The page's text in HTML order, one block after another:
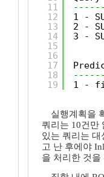
11
12
13
14
15
16
17
18
19
1 -
2 -
3 -
1 -
실행계획을
쿼리는 10건만
있는 쿼리는 대
고 난 후에야
을 처리한 것을